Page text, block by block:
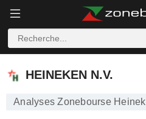
HEINEKEN N.V.
HEINEKEN N.V.
Analyses Zonebourse